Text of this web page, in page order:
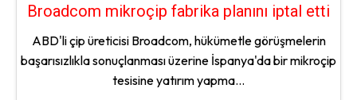
Broadcom mikroçip fabrika planını iptal etti
ABD'li çip üreticisi Broadcom, hükümetle görüşmelerin
başarısızlıkla sonuçlanması üzerine İspanya'da bir mikroçip
tesisine yatırım yapma...